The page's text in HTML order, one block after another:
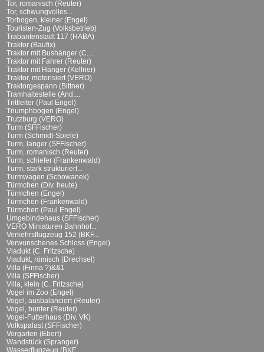
Tor, romanisch (Reuter)
Tor, schwungvolles...
Torbogen, kleiner (Engel)
Touristen-Zug (Volksbetrieb)
Trabantenstadt 117 (HABA)
Traktor (Baufix)
Traktor mit Bushänger (C....
Traktor mit Fahrer (Reuter)
Traktor mit Hänger (Kellner)
Traktor, motorisiert (VERO)
Traktorgespann (Bittner)
Tramhaltestelle (And....
Trittleiter (Paul Engel)
Triumphbogen (Engel)
Trutzburg (VERO)
Turm (SFFischer)
Turm (Schmidt-Spiele)
Turm, langer (SFFischer)
Turm, romanisch (Reuter)
Turm, schiefer (Frankenwald)
Turm, stark strukturiert...
Turmwagen (Schowanek)
Türmchen (Div. heute)
Türmchen (Engel)
Türmchen (Frankenwald)
Türmchen (Paul Engel)
Umgebindehaus (SFFischer)
VERO Miniaturen Bahnhof...
Verkehrsflugzeug 152 (BKF...
Verwunschenes Schloss (Engel)
Viadukt (C. Fritzsche)
Viadukt, römisch (Drechsel)
Villa (Firma ?)&&1
Villa (SFFischer)
Villa, klein (C. Fritzsche)
Vogel im Zoo (Engel)
Vogel, ausbalanciert (Reuter)
Vogel, bunter (Reuter)
Vogel-Futterhaus (Div. VK)
Volkspalast (SFFischer)
Vorgarten (Ebert)
Wandstück (Spranger)
Wasserflugzeug (BKF